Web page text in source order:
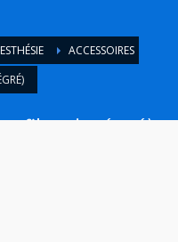
ACCESSOIRES
fibre intégré)